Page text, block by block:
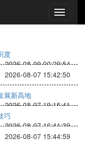
度
2026-08-09 00:29:54
2026-08-07 15:42:50
展新高地
2026-08-07 19:15:41
巧
2026-08-07 16:41:39
2026-08-07 15:44:59